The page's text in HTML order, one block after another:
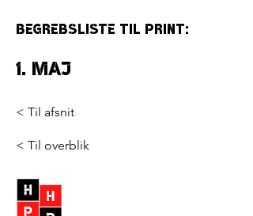
Begrebsliste til print:
1. maj
< Til afsnit
< Til overblik